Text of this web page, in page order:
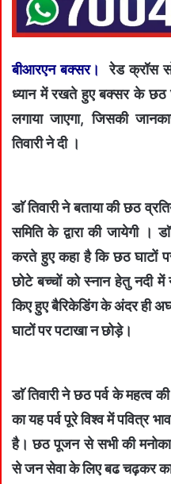
बीआरएन बक्सर।
रेड क्रॉस
ध्यान में रखते हुए बक्सर के छठ
लगाया जाएगा, जिसकी
तिवारी ने दी ।
डाॅ तिवारी ने बताया की छठ
समिति के द्वारा की जायेगी ।
करते हुए कहा है कि छठ घाटों
छोटे बच्चों को स्नान हेतु नदी
किए हुए बैरिकेडिंग के अंदर ही
घाटों पर पटाखा न छोड़े।
डाॅ तिवारी ने छठ पर्व के महत्व
का यह पर्व पूरे विश्व में पवित्र
है। छठ पूजन से सभी की
से जन सेवा के लिए बढ चढ़कर